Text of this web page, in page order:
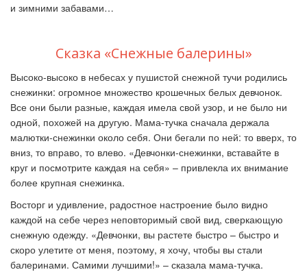
и зимними забавами…
Сказка «Снежные балерины»
Высоко-высоко в небесах у пушистой снежной тучи родились
снежинки: огромное множество крошечных белых девчонок.
Все они были разные, каждая имела свой узор, и не было ни
одной, похожей на другую. Мама-тучка сначала держала
малютки-снежинки около себя. Они бегали по ней: то вверх, то
вниз, то вправо, то влево. «Девчонки-снежинки, вставайте в
круг и посмотрите каждая на себя» – привлекла их внимание
более крупная снежинка.
Восторг и удивление, радостное настроение было видно
каждой на себе через неповторимый свой вид, сверкающую
снежную одежду. «Девчонки, вы растете быстро – быстро и
скоро улетите от меня, поэтому, я хочу, чтобы вы стали
балеринами. Самими лучшими!» – сказала мама-тучка.